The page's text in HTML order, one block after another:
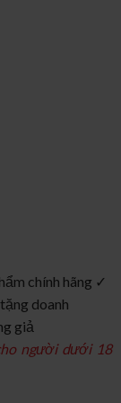
chính hãng ✓
doanh
giả
người dưới 18